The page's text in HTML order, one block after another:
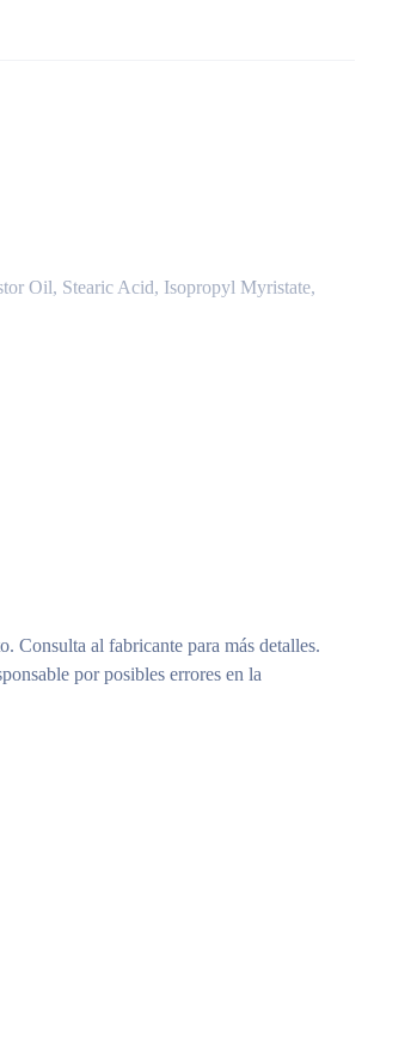
Oil, Stearic Acid, Isopropyl Myristate,
Consulta al fabricante para más detalles.
por posibles errores en la